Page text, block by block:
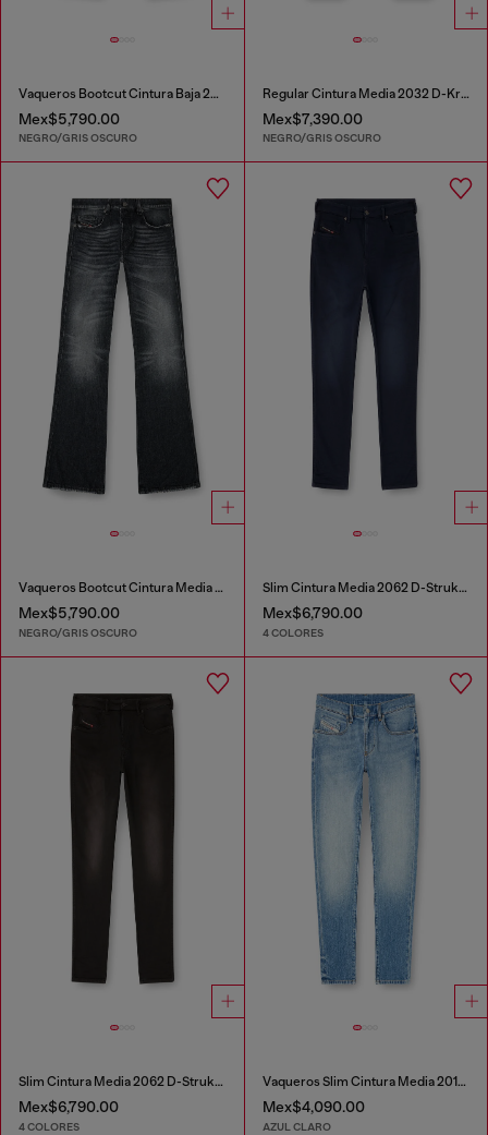
Vaqueros Bootcut Cintura Baja 2007 Zatiny
Mex$5,790.00
NEGRO/GRIS OSCURO
Regular Cintura Media 2032 D-Krooley Joggjeans®
Mex$7,390.00
NEGRO/GRIS OSCURO
Vaqueros Bootcut Cintura Media 1998 D-Buck
Mex$5,790.00
NEGRO/GRIS OSCURO
Slim Cintura Media 2062 D-Strukt Joggjeans®
Mex$6,790.00
4 COLORES
Slim Cintura Media 2062 D-Strukt Joggjeans®
Mex$6,790.00
4 COLORES
Vaqueros Slim Cintura Media 2019 D-Strukt
Mex$4,090.00
AZUL CLARO